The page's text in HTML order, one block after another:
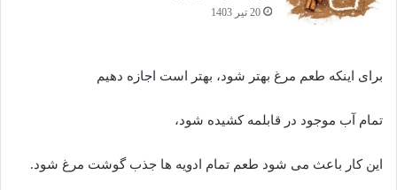
20 تیر 1403
برای اینکه طعم مرغ بهتر شود، بهتر است اجازه دهیم
تمام آب موجود در قابلمه کشیده شود،
این کار باعث می شود طعم تمام ادویه ها جذب گوشت مرغ شود.